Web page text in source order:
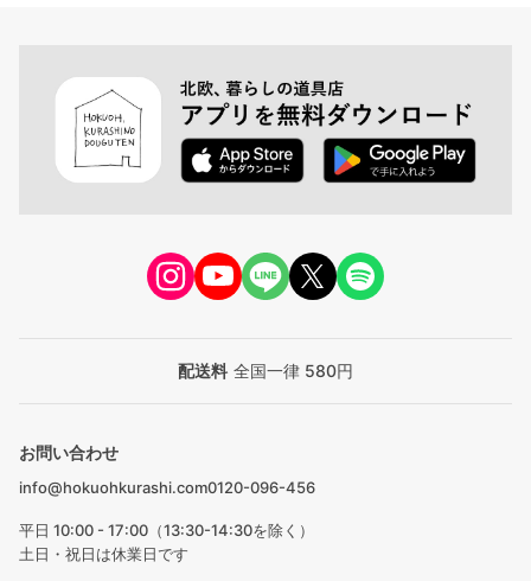
配送料 全国一律 580円
お問い合わせ
info@hokuohkurashi.com0120-096-456
平日 10:00 - 17:00（13:30-14:30を除く）
土日・祝日は休業日です